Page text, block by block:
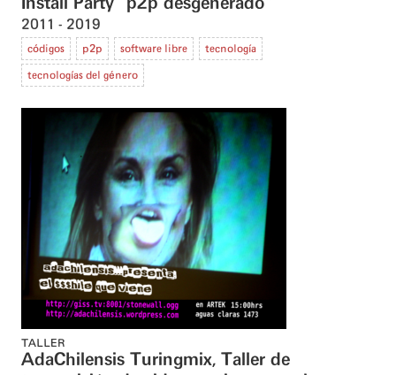
Install Party "p2p desgenerado"
2011 2019
códigos p2p software libre tecnología
tecnologías del género
TALLER
AdaChilensis Turingmix, Taller de